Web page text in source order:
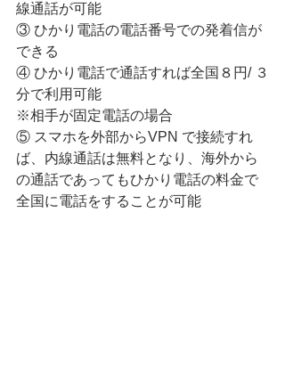
線通話が可能
③ ひかり電話の電話番号での発着信が
できる
④ ひかり電話で通話すれば全国８円/ ３
分で利用可能
※相手が固定電話の場合
⑤ スマホを外部からVPN で接続すれ
ば、内線通話は無料となり、海外から
の通話であってもひかり電話の料金で
全国に電話をすることが可能